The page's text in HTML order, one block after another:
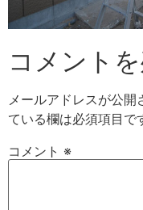
コメント
メールアドレスが公開
ている欄は必須項目で
コメント ※